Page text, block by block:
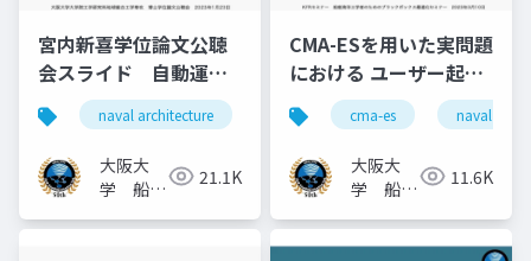
宮内新喜学位論文公聴
会スライド 自動運航
船の実現に向けた離着
桟操船の動的モデルと
経路計画の最適化
naval architecture 船舶海洋工学 ph.d.
大阪大
学 船舶
域
21.1K
CMA-ESを用いた実問題
における ユーザー起因
の頻出問題とその解決
法
cma-es naval
大阪大
学 船舶
域
11.6K